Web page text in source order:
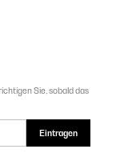
Sie, sobald das
Eintragen